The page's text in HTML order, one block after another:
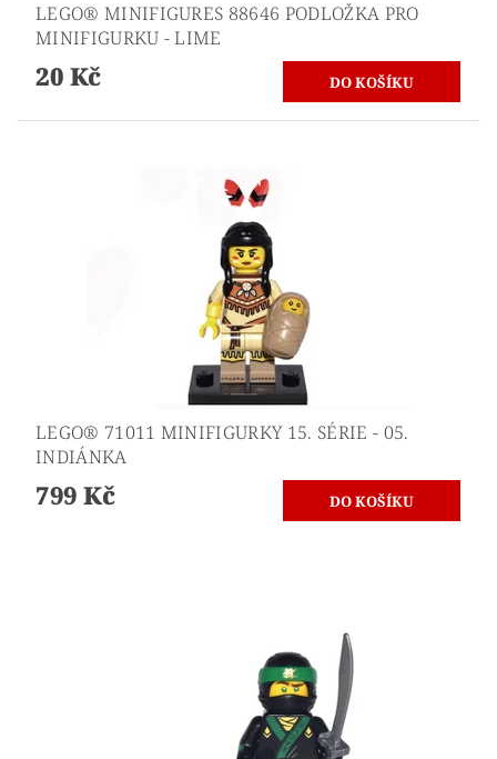
LEGO® MINIFIGURES 88646 PODLOŽKA PRO
MINIFIGURKU - LIME
20 Kč
LEGO® 71011 MINIFIGURKY 15. SÉRIE - 05.
INDIÁNKA
799 Kč